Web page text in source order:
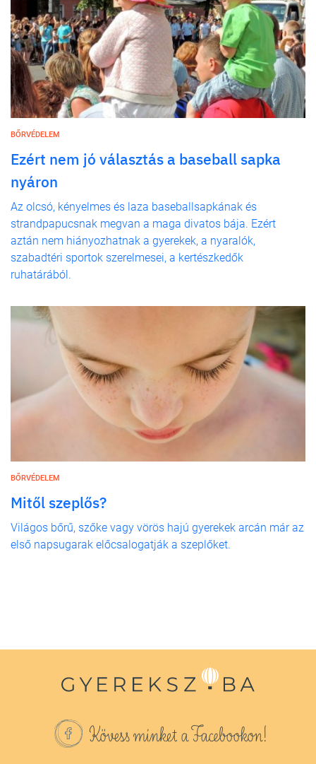
BŐRVÉDELEM
Ezért nem jó választás a baseball sapka
nyáron
Az olcsó, kényelmes és laza baseballsapkának és
strandpapucsnak megvan a maga divatos bája. Ezért
aztán nem hiányozhatnak a gyerekek, a nyaralók,
szabadtéri sportok szerelmesei, a kertészkedők
ruhatárából.
BŐRVÉDELEM
Mitől szeplős?
Világos bőrű, szőke vagy vörös hajú gyerekek arcán már az
első napsugarak előcsalogatják a szeplőket.
Kövess minket a Facebookon!